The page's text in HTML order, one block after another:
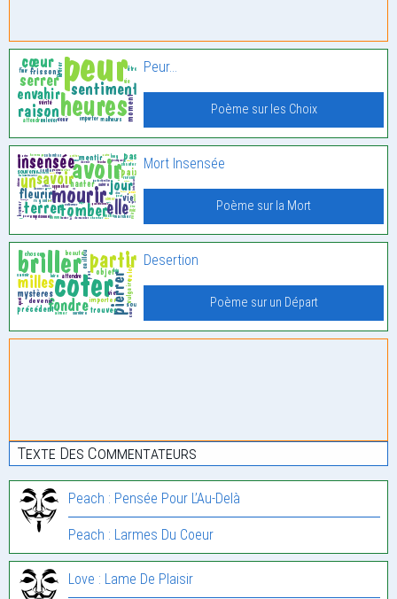
Peur…
Poème sur les Choix
Mort Insensée
Poème sur la Mort
Desertion
Poème sur un Départ
Texte Des Commentateurs
Peach : Pensée Pour L’Au-Delà
Peach : Larmes Du Coeur
Love : Lame De Plaisir